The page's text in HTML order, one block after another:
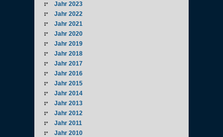
Jahr 2023
Jahr 2022
Jahr 2021
Jahr 2020
Jahr 2019
Jahr 2018
Jahr 2017
Jahr 2016
Jahr 2015
Jahr 2014
Jahr 2013
Jahr 2012
Jahr 2011
Jahr 2010